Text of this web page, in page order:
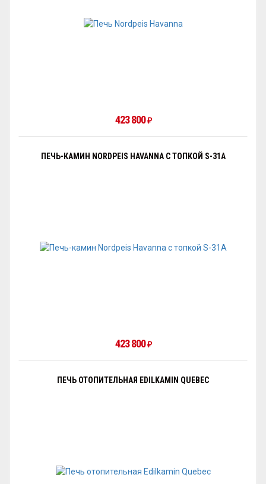
423 800₽
ПЕЧЬ-КАМИН NORDPEIS HAVANNA С ТОПКОЙ S-31A
423 800₽
ПЕЧЬ ОТОПИТЕЛЬНАЯ EDILKAMIN QUEBEC